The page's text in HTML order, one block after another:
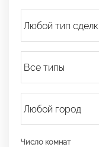
Число комнат